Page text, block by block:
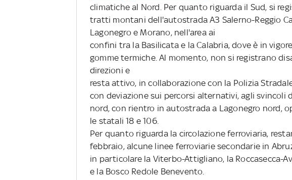
climatiche al Nord. Per quanto riguarda il Sud, si
tratti montani dell'autostrada A3 Salerno-Reggio
Lagonegro e Morano, nell'area ai
confini tra la Basilicata e la Calabria, dove è in
gomme termiche. Al momento, non si registrano
direzioni e
resta attivo, in collaborazione con la Polizia
con deviazione sui percorsi alternativi, agli svincoli
nord, con rientro in autostrada a Lagonegro nord,
le statali 18 e 106.
Per quanto riguarda la circolazione ferroviaria,
febbraio, alcune linee ferroviarie secondarie in
in particolare la Viterbo-Attigliano, la Roccasecca-
e la Bosco Redole Benevento.